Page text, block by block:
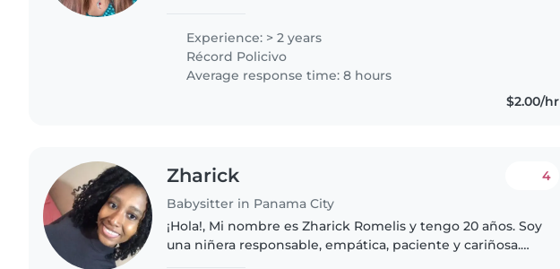
Experience: > 2 years
Récord Policivo
Average response time: 8 hours
$2.00/hr
Zharick
Babysitter in Panama City
4
¡Hola!, Mi nombre es Zharick Romelis y tengo 20 años. Soy
una niñera responsable, empática, paciente y cariñosa.